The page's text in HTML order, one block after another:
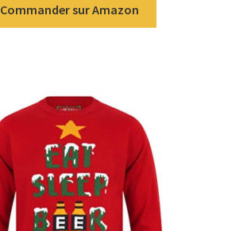
Commander sur Amazon